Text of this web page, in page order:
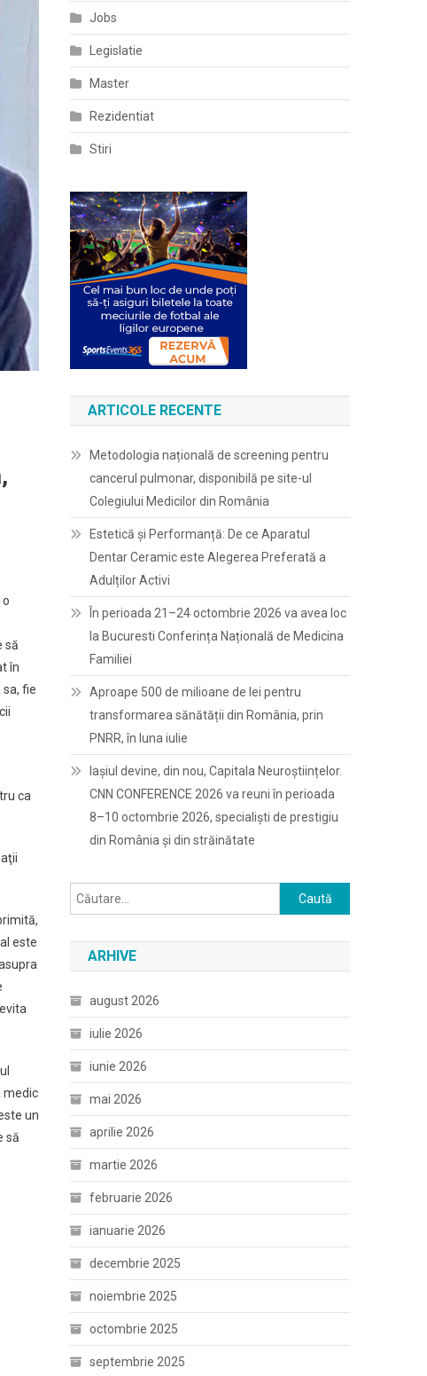
să
în
fie
ca
este
medic
un
să
Jobs
Legislatie
Master
Rezidentiat
Stiri
ARTICOLE RECENTE
Metodologia națională de screening pentru
cancerul pulmonar, disponibilă pe site-ul
Colegiului Medicilor din România
Estetică și Performanță: De ce Aparatul
Dentar Ceramic este Alegerea Preferată a
Adulților Activi
În perioada 21–24 octombrie 2026 va avea loc
la Bucuresti Conferința Națională de Medicina
Familiei
Aproape 500 de milioane de lei pentru
transformarea sănătății din România, prin
PNRR, în luna iulie
Iașiul devine, din nou, Capitala Neuroștiințelor.
CNN CONFERENCE 2026 va reuni în perioada
8–10 octombrie 2026, specialiști de prestigiu
din România și din străinătate
Caută
după:
ARHIVE
august 2026
iulie 2026
iunie 2026
mai 2026
aprilie 2026
martie 2026
februarie 2026
ianuarie 2026
decembrie 2025
noiembrie 2025
octombrie 2025
septembrie 2025